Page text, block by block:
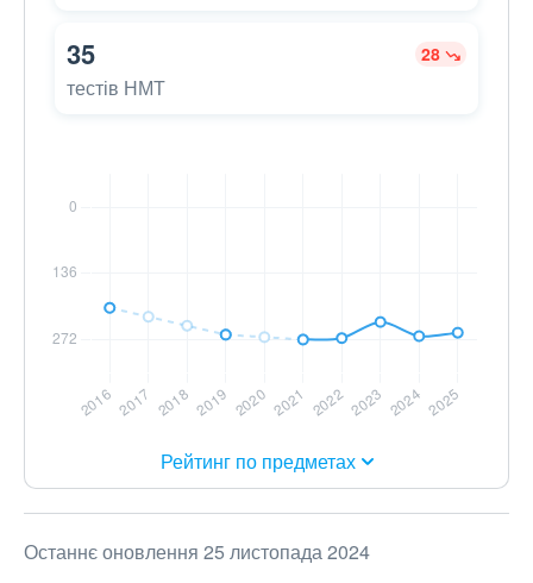
35 28
тестів НМТ
Рейтинг по предметах
Останнє оновлення 25 листопада 2024